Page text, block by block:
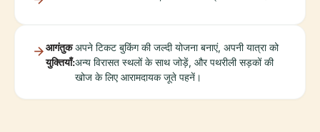
आगंतुक
युक्तियाँ:
अपने टिकट बुकिंग की जल्दी योजना बनाएं, अपनी यात्रा को
अन्य विरासत स्थलों के साथ जोड़ें, और पथरीली सड़कों की
खोज के लिए आरामदायक जूते पहनें।